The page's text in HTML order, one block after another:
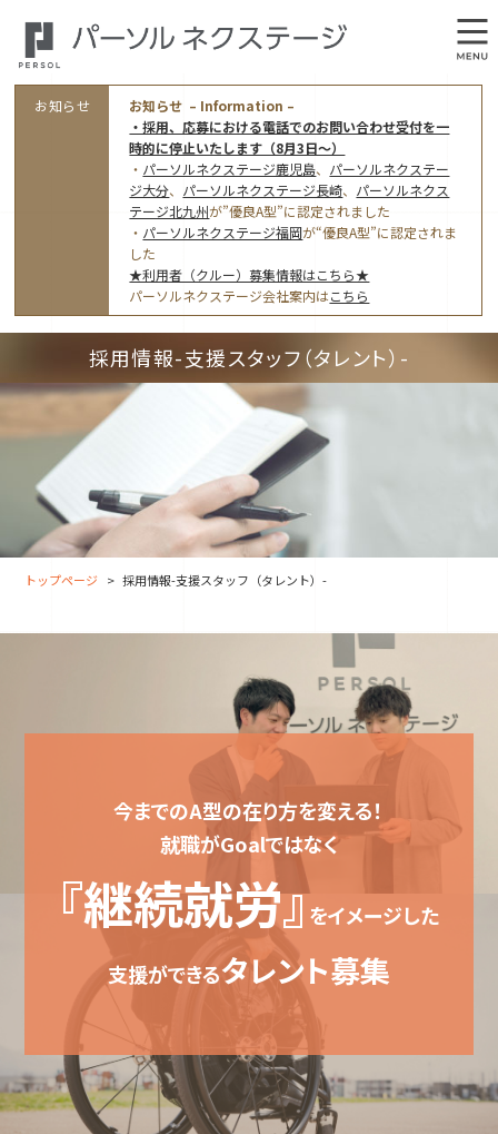
オフィス案内・アクセス
アクセストップ
福岡オフィス
鹿児島オフィス
大分オフィス
長崎オフィス
広島オフィス
事業モデルと仕事内容
ワークスタイル
指定就労継続支援Ａ型事業所にかかる情報公表
採用情報トップ
利用者（クルー）募集
支援スタッフ（タレント）募集
利用者（クルー）データ
お知らせ
お知らせ – Information –
・採用、応募における電話でのお問い合わせ受付を一
時的に停止いたします（8月3日～）
・ パーソルネクステージ鹿児島、 パーソルネクステー
ジ大分、 パーソルネクステージ長崎、 パーソルネクス
テージ北九州が”優良A型”に認定されました
・ パーソルネクステージ福岡が“優良A型”に認定されま
した
★利用者（クルー）募集情報はこちら★
パーソルネクステージ会社案内はこちら
採用情報-支援スタッフ（タレント）-
トップページ 採用情報-支援スタッフ（タレント）-
今までのA型の在り方を変える！
就職がGoalではなく
『継続就労』をイメージした
支援ができるタレント募集